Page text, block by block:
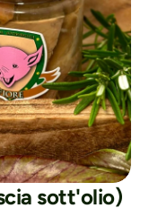
sott'olio)